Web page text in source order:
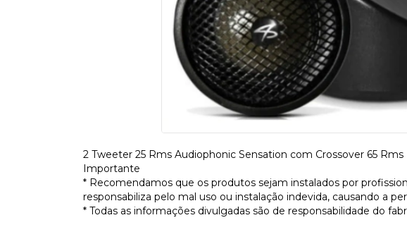
2 Tweeter 25 Rms Audiophonic Sensation com Crossover 65 Rms
Importante
* Recomendamos que os produtos sejam instalados por
responsabiliza pelo mal uso ou instalação indevida, causando a
* Todas as informações divulgadas são de responsabilidade do